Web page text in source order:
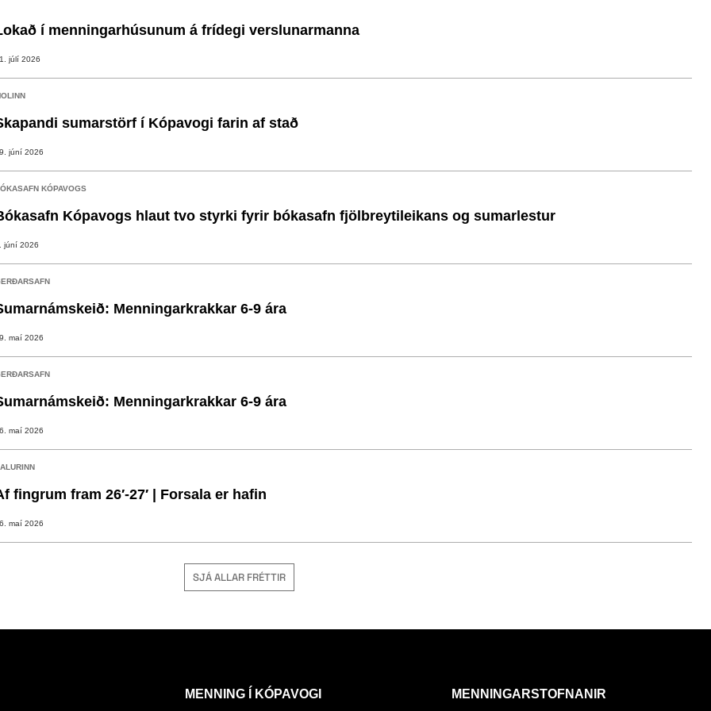
í menningarhúsunum á frídegi verslunarmanna
júlí 2026
sumarstörf í Kópavogi farin af stað
júní 2026
KÓPAVOGS
Kópavogs hlaut tvo styrki fyrir bókasafn fjölbreytileikans og sumarlestur
júní 2026
Menningarkrakkar 6-9 ára
maí 2026
Menningarkrakkar 6-9 ára
maí 2026
fingrum fram 26′-27′ | Forsala er hafin
maí 2026
SJÁ ALLAR FRÉTTIR
MENNING Í KÓPAVOGI MENNINGARSTOFNANIR